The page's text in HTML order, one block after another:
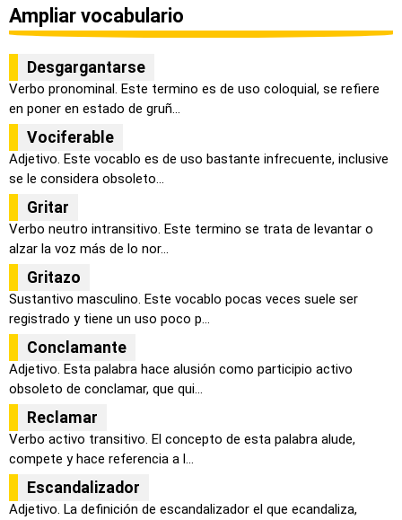
Ampliar vocabulario
Desgargantarse
Verbo pronominal. Este termino es de uso coloquial, se refiere
en poner en estado de gruñ...
Vociferable
Adjetivo. Este vocablo es de uso bastante infrecuente, inclusive
se le considera obsoleto...
Gritar
Verbo neutro intransitivo. Este termino se trata de levantar o
alzar la voz más de lo nor...
Gritazo
Sustantivo masculino. Este vocablo pocas veces suele ser
registrado y tiene un uso poco p...
Conclamante
Adjetivo. Esta palabra hace alusión como participio activo
obsoleto de conclamar, que qui...
Reclamar
Verbo activo transitivo. El concepto de esta palabra alude,
compete y hace referencia a l...
Escandalizador
Adjetivo. La definición de escandalizador el que ecandaliza,